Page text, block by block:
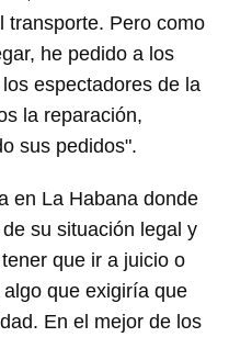
transporte. Pero como
he pedido a los
espectadores de la
la reparación,
sus pedidos".
en La Habana donde
su situación legal y
que ir a juicio o
que exigiría que
En el mejor de los